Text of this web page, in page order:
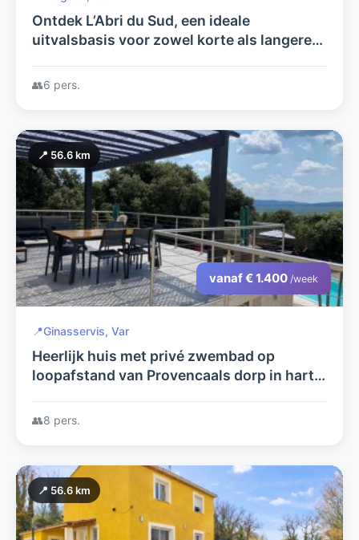
Ontdek L’Abri du Sud, een ideale
uitvalsbasis voor zowel korte als langere
👥6 pers.
📍 56.6 km
vanaf € 1.400 /week
📍Ginasservis, Var
Heerlijk huis met privé zwembad op
loopafstand van Provencaals dorp in hartje
👥8 pers.
📍 56.6 km